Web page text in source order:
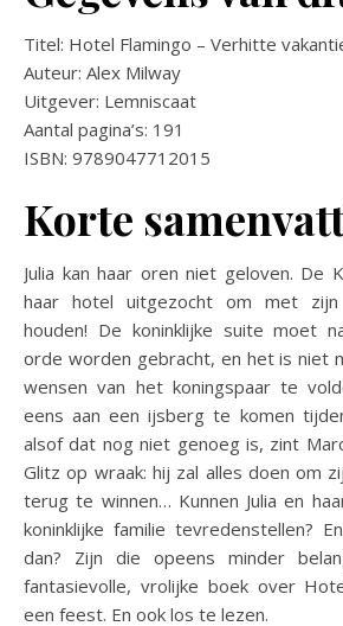
Titel: Hotel Flamingo – Verhitte
Auteur: Alex Milway
Uitgever: Lemniscaat
Aantal pagina’s: 191
ISBN: 9789047712015
Korte
Julia kan haar oren niet geloven. De
haar hotel uitgezocht om met
houden! De koninklijke suite moet
orde worden gebracht, en het is niet
wensen van het koningspaar te
eens aan een ijsberg te komen
alsof dat nog niet genoeg is, zint
Glitz op wraak: hij zal alles doen om
terug te winnen… Kunnen Julia en
koninklijke familie tevredenstellen?
dan? Zijn die opeens minder
fantasievolle, vrolijke boek over
een feest. En ook los te lezen.